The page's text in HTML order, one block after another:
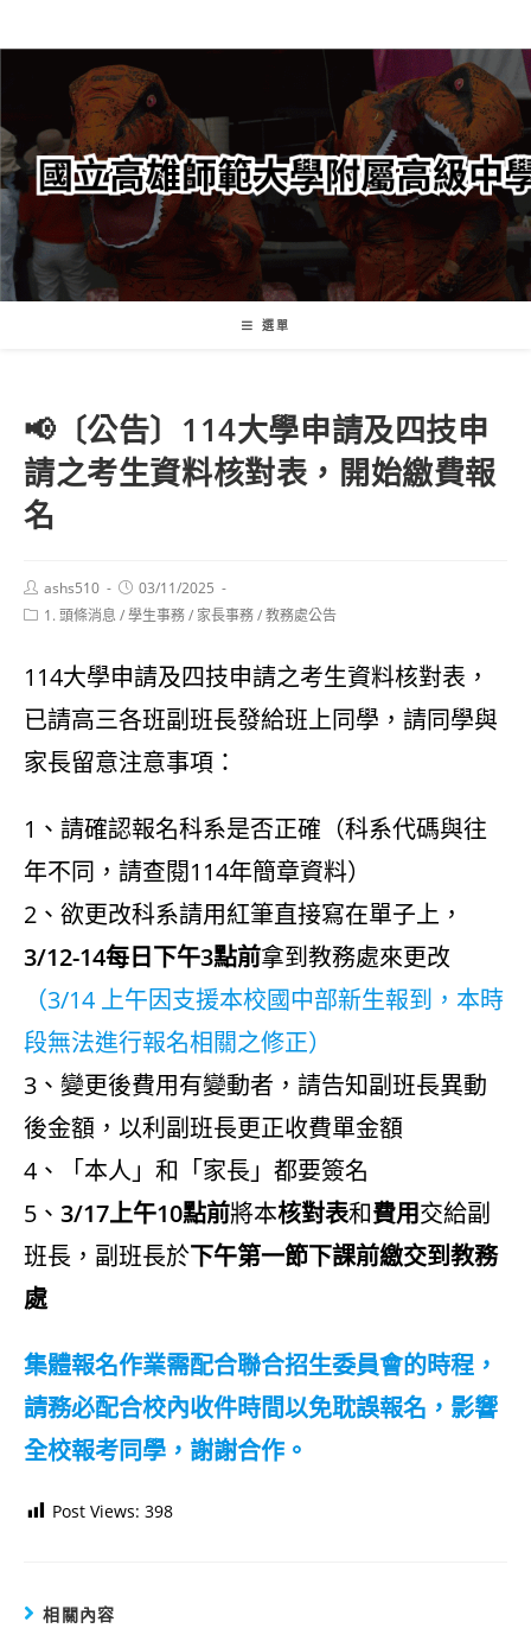
轉
要
內
容
選單
📢〔公告〕114大學申請及四技申
請之考生資料核對表，開始繳費報
名
Post
author:
ashs510
Post
published:
03/11/2025
Post1. 頭條消息 /學生事務/ 家長事務/教務處公告
114大學申請及四技申請之考生資料核對表，
已請高三各班副班長發給班上同學，請同學與
家長留意注意事項：
1、請確認報名科系是否正確（科系代碼與往
年不同，請查閱114年簡章資料）
2、欲更改科系請用紅筆直接寫在單子上，
3/12-14每日下午3點前拿到教務處來更改
（3/14 上午因支援本校國中部新生報到，本時
段無法進行報名相關之修正）
3、變更後費用有變動者，請告知副班長異動
後金額，以利副班長更正收費單金額
4、「本人」和「家長」都要簽名
5、 3/17上午10點前將本核對表和費用交給副
班長，副班長於下午第一節下課前繳交到教務
處
集體報名作業需配合聯合招生委員會的時程，
請務必配合校內收件時間以免耽誤報名，影響
全校報考同學，謝謝合作。
Post Views: 398
相關內容